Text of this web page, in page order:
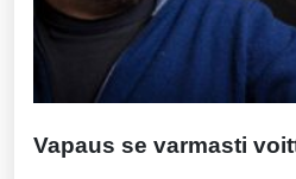
Vapaus se varmasti